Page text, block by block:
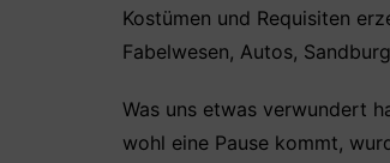
Kostümen und Requisiten
Fabelwesen, Autos,
Was uns etwas verwundert
wohl eine Pause kommt,